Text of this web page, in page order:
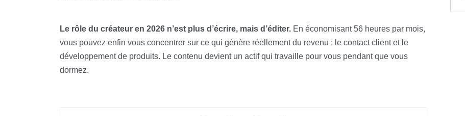
Le rôle du créateur en 2026 n’est plus d’écrire, mais d’éditer. En économisant 56 heures par mois,
vous pouvez enfin vous concentrer sur ce qui génère réellement du revenu : le contact client et le
développement de produits. Le contenu devient un actif qui travaille pour vous pendant que vous
dormez.